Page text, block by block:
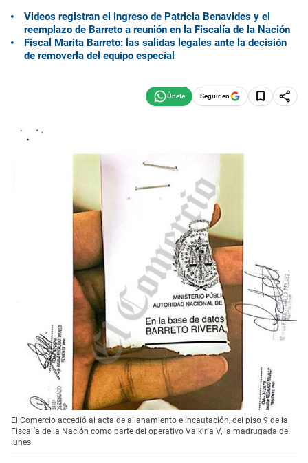
Videos registran el ingreso de Patricia Benavides y el
reemplazo de Barreto a reunión en la Fiscalía de la Nación
Fiscal Marita Barreto: las salidas legales ante la decisión
de removerla del equipo especial
Seguir en
El Comercio accedió al acta de allanamiento e incautación, del piso 9 de la
Fiscalía de la Nación como parte del operativo Valkiria V, la madrugada del
lunes.